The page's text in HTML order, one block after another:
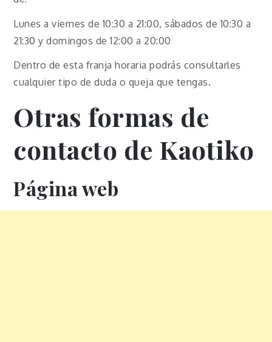
Lunes a viernes de 10:30 a 21:00, sábados de 10:30 a
21:30 y domingos de 12:00 a 20:00
Dentro de esta franja horaria podrás consultarles
cualquier tipo de duda o queja que tengas.
Otras formas de
contacto de Kaotiko
Página web